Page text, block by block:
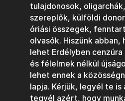
tulajdonosok,
szereplők, külföldi
óriási összegek,
olvasók. Hiszünk abban,
lehet Erdélyben cenzúra
és félelmek nélkül
lehet ennek a
lapja. Kérjük, legyél te
tegyél azért, hogy